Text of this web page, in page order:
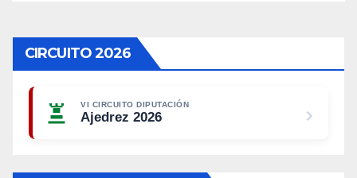
CIRCUITO 2026
VI CIRCUITO DIPUTACIÓN
Ajedrez 2026